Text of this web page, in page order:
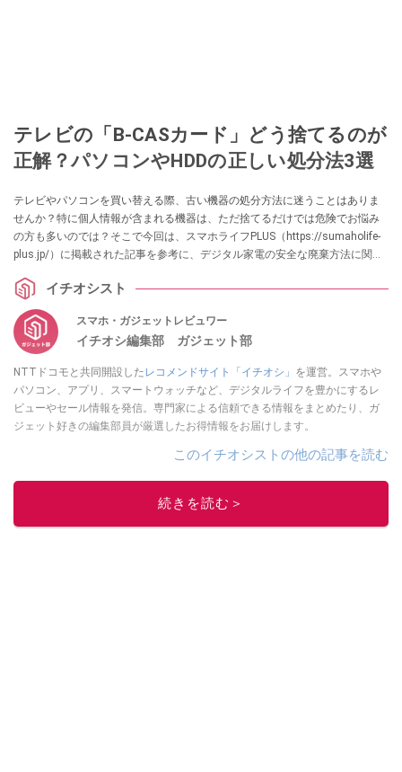
テレビの「B-CASカード」どう捨てるのが
正解？パソコンやHDDの正しい処分法3選
テレビやパソコンを買い替える際、古い機器の処分方法に迷うことはありま
せんか？特に個人情報が含まれる機器は、ただ捨てるだけでは危険でお悩み
の方も多いのでは？そこで今回は、スマホライフPLUS（https://sumaholife-
plus.jp/）に掲載された記事を参考に、デジタル家電の安全な廃棄方法に関す
イチオシスト
スマホ・ガジェットレビュワー
イチオシ編集部 ガジェット部
NTTドコモと共同開設した レコメンドサイト「イチオシ」 を運営。スマホや
パソコン、アプリ、スマートウォッチなど、デジタルライフを豊かにするレ
ビューやセール情報を発信。専門家による信頼できる情報をまとめたり、ガ
ジェット好きの編集部員が厳選したお得情報をお届けします。
このイチオシストの他の記事を読む
続きを読む＞